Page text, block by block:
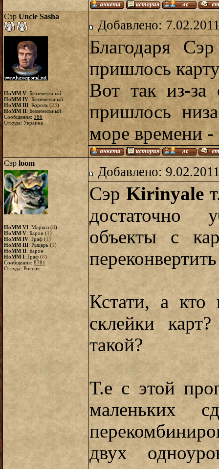
Сэр Uncle Sasha
HoMM V: Безземельный
HoMM IV: Безземельный
HoMM III: Король (23)
HoMM II: Безземельный
Сообщения: 386
Откуда: Украина
Добавлено:
Благодаря
пришлось
Вот так из-за
пришлось
море времени -
Сэр loom
HoMM VI: Маркиз (8)
HoMM V: Барон (1)
HoMM IV: Граф (1)
HoMM III: Рыцарь (1)
HoMM II: Барон
HoMM I: Граф (8)
Сообщения: 8781
Откуда: Россия
Добавлено:
СэрKirinyale
достаточно
объекты с
Кстати, а кто
склейки
такой?
Т.е с этой
маленьких
двух